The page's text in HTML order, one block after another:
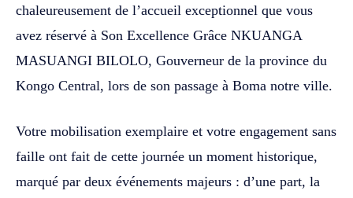
chaleureusement de l’accueil exceptionnel que vous
avez réservé à Son Excellence Grâce NKUANGA
MASUANGI BILOLO, Gouverneur de la province du
Kongo Central, lors de son passage à Boma notre ville.
Votre mobilisation exemplaire et votre engagement sans
faille ont fait de cette journée un moment historique,
marqué par deux événements majeurs : d’une part, la